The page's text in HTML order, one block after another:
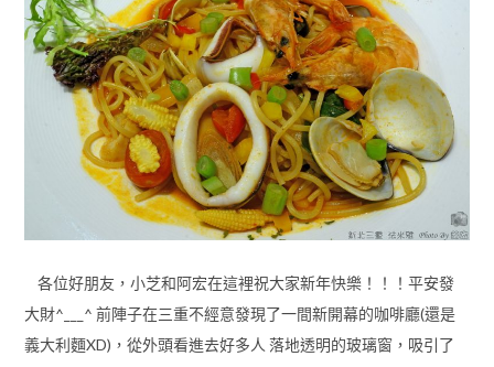
各位好朋友，小芝和阿宏在這裡祝大家新年快樂！！！平安發
大財^___^ 前陣子在三重不經意發現了一間新開幕的咖啡廳(還是
義大利麵XD)，從外頭看進去好多人 落地透明的玻璃窗，吸引了